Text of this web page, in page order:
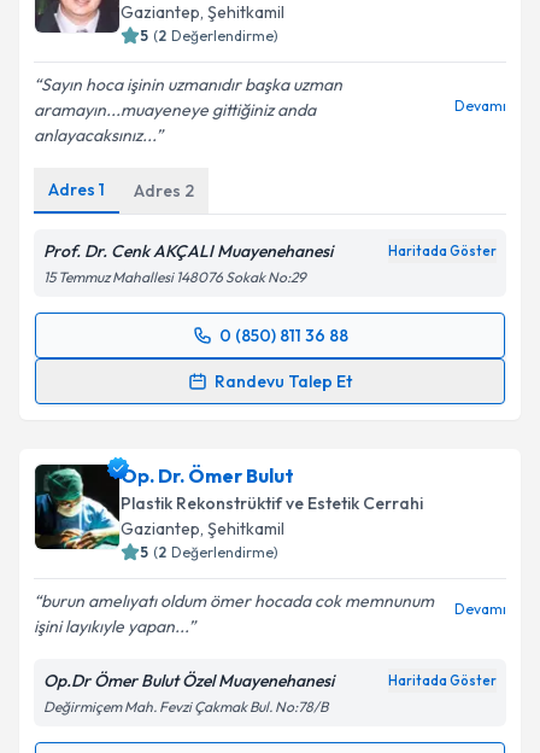
Gaziantep, Şehitkamil
5 (2 Değerlendirme)
Sayın hoca işinin uzmanıdır başka uzman
aramayın...muayeneye gittiğiniz anda
anlayacaksınız...
Devamı
Adres 1 Adres 2
Prof. Dr. Cenk AKÇALI Muayenehanesi Haritada Göster
15 Temmuz Mahallesi 148076 Sokak No:29
0 (850) 811 36 88
Randevu Talep Et
Randevu Takvimi Talebi
takvim hazırlandığında e-posta ile bilgilendireceğiz.
E-posta Adresiniz
Kişisel verilerimin işlenmesine ilişkin
'ni okudum ve kişisel verilerimin belirtilen
kapsamda işlenmesini kabul ediyorum.
Op. Dr. Ömer Bulut
Plastik Rekonstrüktif ve Estetik Cerrahi
Gaziantep, Şehitkamil
5 (2 Değerlendirme)
burun amelıyatı oldum ömer hocada cok memnunum
işini layıkıyle yapan...
Devamı
Op.Dr Ömer Bulut Özel Muayenehanesi Haritada Göster
Değirmiçem Mah. Fevzi Çakmak Bul. No:78/B